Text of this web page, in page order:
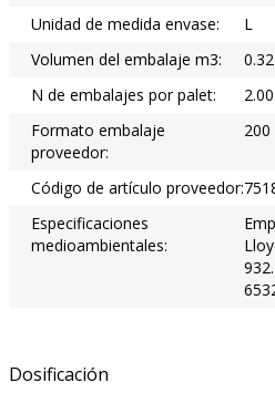
Unidad de medida envase:
L
Volumen del embalaje m3:
0.32
N de embalajes por palet:
2.00
Formato embalaje
proveedor:
200
Código de artículo proveedor:
Especificaciones
medioambientales:
Dosificación